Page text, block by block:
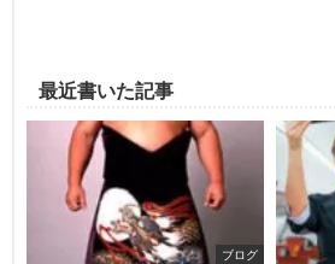
最近書いた記事
ブログ